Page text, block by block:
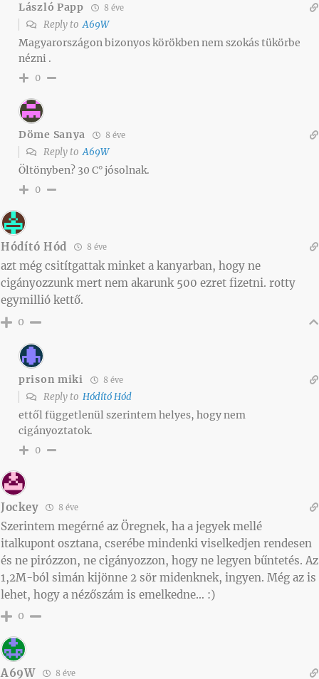
László Papp 8 éve
Reply toA69W
Magyarországon bizonyos körökben nem szokás tükörbe
nézni .
0
Döme Sanya 8 éve
Reply toA69W
Öltönyben? 30 C° jósolnak.
0
Hódító Hód 8 éve
azt még csitítgattak minket a kanyarban, hogy ne
cigányozzunk mert nem akarunk 500 ezret fizetni. rotty
egymillió kettő.
0
prison miki 8 éve
Reply to Hódító Hód
ettől függetlenül szerintem helyes, hogy nem
cigányoztatok.
0
Jockey 8 éve
Szerintem megérné az Öregnek, ha a jegyek mellé
italkupont osztana, cserébe mindenki viselkedjen rendesen
és ne pirózzon, ne cigányozzon, hogy ne legyen bűntetés. Az
1,2M-ból simán kijönne 2 sör midenknek, ingyen. Még az is
lehet, hogy a nézőszám is emelkedne… :)
0
A69W 8 éve